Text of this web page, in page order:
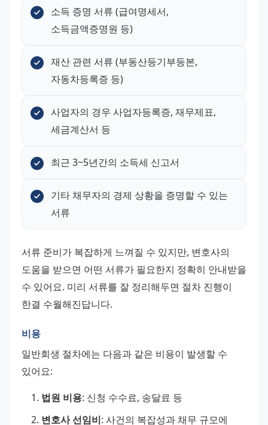
소득 증명 서류 (급여명세서,
소득금액증명원 등)
재산 관련 서류 (부동산등기부등본,
자동차등록증 등)
사업자의 경우 사업자등록증, 재무제표,
세금계산서 등
최근 3~5년간의 소득세 신고서
기타 채무자의 경제 상황을 증명할 수 있는
서류
서류 준비가 복잡하게 느껴질 수 있지만, 변호사의
도움을 받으면 어떤 서류가 필요한지 정확히 안내받을
수 있어요. 미리 서류를 잘 정리해두면 절차 진행이
한결 수월해진답니다.
비용
일반회생 절차에는 다음과 같은 비용이 발생할 수
있어요:
법원 비용: 신청 수수료, 송달료 등
변호사 선임비: 사건의 복잡성과 채무 규모에